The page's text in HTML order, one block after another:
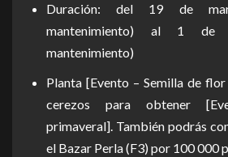
Duración: del 19 de
mantenimiento) al 1
mantenimiento)
Planta [Evento – Semilla de
cerezos para obtener
primaveral]. También podrás
el Bazar Perla (F3) por 100 000